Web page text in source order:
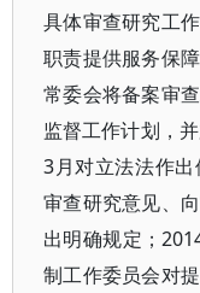
具体审查研究工
职责提供服务保
常委会将备案审
监督工作计划，
3月对立法法作
审查研究意见、
出明确规定；
制工作委员会对